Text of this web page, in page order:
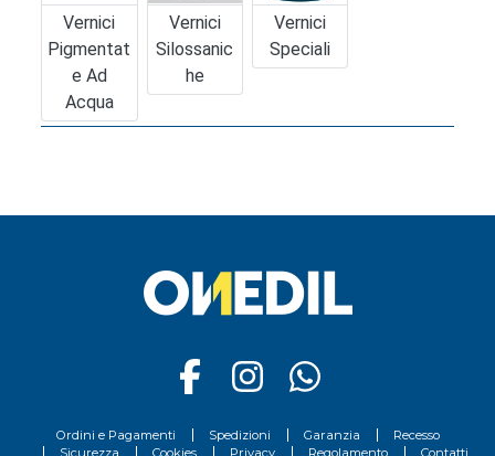
Vernici
Pigmentat
E Ad
Acqua
Vernici
Silossanic
He
Vernici
Speciali
Ordini e Pagamenti Spedizioni Garanzia
Recesso